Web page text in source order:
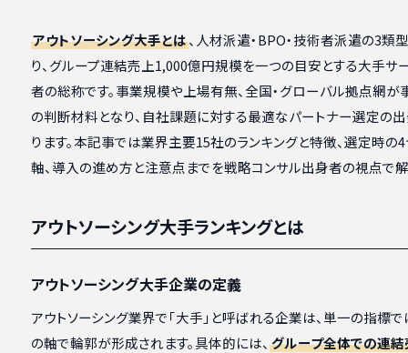
アウトソーシング大手とは、人材派遣・BPO・技術者派遣の3類
り、グループ連結売上1,000億円規模を一つの目安とする大手サ
者の総称です。事業規模や上場有無、全国・グローバル拠点網
の判断材料となり、自社課題に対する最適なパートナー選定の
ります。本記事では業界主要15社のランキングと特徴、選定時の
軸、導入の進め方と注意点までを戦略コンサル出身者の視点で解
アウトソーシング大手ランキングとは
アウトソーシング大手企業の定義
アウトソーシング業界で「大手」と呼ばれる企業は、単一の指標
の軸で輪郭が形成されます。具体的には、 グループ全体での連結